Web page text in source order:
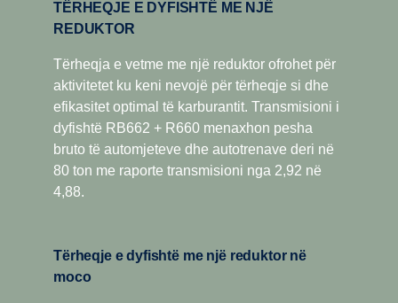
TËRHEQJE E DYFISHTË ME NJË
REDUKTOR
Tërheqja e vetme me një reduktor ofrohet për
aktivitetet ku keni nevojë për tërheqje si dhe
efikasitet optimal të karburantit. Transmisioni i
dyfishtë RB662 + R660 menaxhon pesha
bruto të automjeteve dhe autotrenave deri në
80 ton me raporte transmisioni nga 2,92 në
4,88.
Tërheqje e dyfishtë me një reduktor në
moco